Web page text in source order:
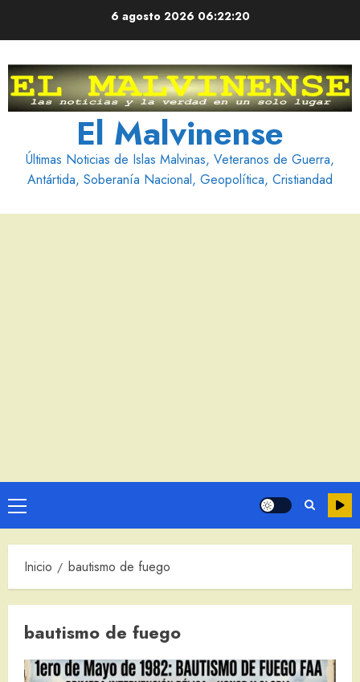
6 agosto 2026 06:22:21
El Malvinense
Últimas Noticias de Islas Malvinas, Veteranos de Guerra,
Antártida, Soberanía Nacional, Geopolítica, Cristiandad
Menú
principal
Inicio bautismo de fuego
bautismo de fuego